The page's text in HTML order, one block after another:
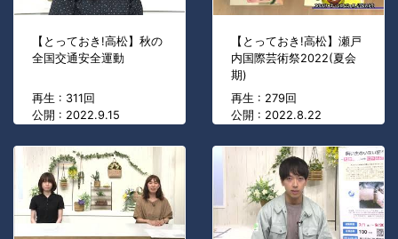
【とっておき!高松】秋の
全国交通安全運動
再生 : 311回
公開 : 2022.9.15
【とっておき!高松】瀬戸
内国際芸術祭2022(夏会
期)
再生 : 279回
公開 : 2022.8.22